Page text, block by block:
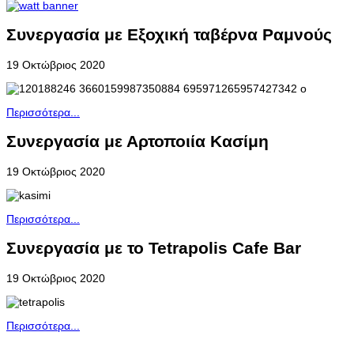
Συνεργασία με Εξοχική ταβέρνα Ραμνούς
19 Οκτώβριος 2020
Περισσότερα...
Συνεργασία με Αρτοποιία Κασίμη
19 Οκτώβριος 2020
Περισσότερα...
Συνεργασία με το Tetrapolis Cafe Bar
19 Οκτώβριος 2020
Περισσότερα...